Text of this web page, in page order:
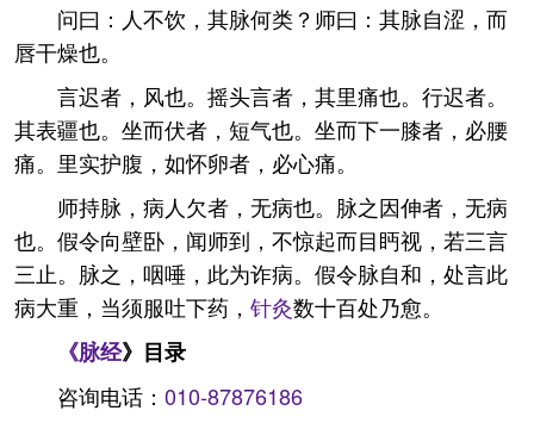
问曰：人不饮，其脉何类？师曰：其脉自涩，而
唇干燥也。
言迟者，风也。摇头言者，其里痛也。行迟者。
其表疆也。坐而伏者，短气也。坐而下一膝者，必腰
痛。里实护腹，如怀卵者，必心痛。
师持脉，病人欠者，无病也。脉之因伸者，无病
也。假令向壁卧，闻师到，不惊起而目眄视，若三言
三止。脉之，咽唾，此为诈病。假令脉自和，处言此
病大重，当须服吐下药， 针灸数十百处乃愈。
《脉经》目录
咨询电话： 010-87876186